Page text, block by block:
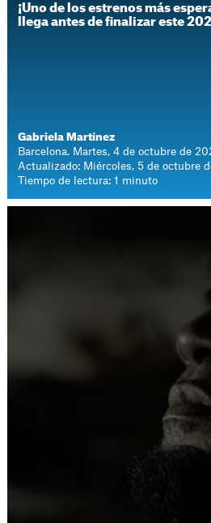
¡Uno de los estrenos más
llega antes de finalizar este
Gabriela Martínez
Barcelona. Martes, 4 de octubre de
Actualizado: Miércoles, 5 de octubre
Tiempo de lectura: 1 minuto